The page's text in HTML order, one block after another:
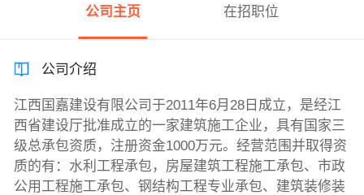
公司主页 在招职位
公司介绍
江西国嘉建设有限公司于2011年6月28日成立，是经江
西省建设厅批准成立的一家建筑施工企业，具有国家三
级总承包资质，注册资金1000万元。经营范围并取得资
质的有：水利工程承包，房屋建筑工程施工承包、市政
公用工程施工承包、钢结构工程专业承包、建筑装修装